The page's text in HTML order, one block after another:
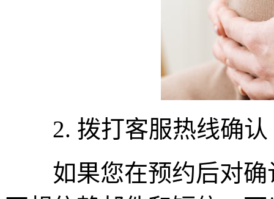
2. 拨打客服热线确认
如果您在预约后对确